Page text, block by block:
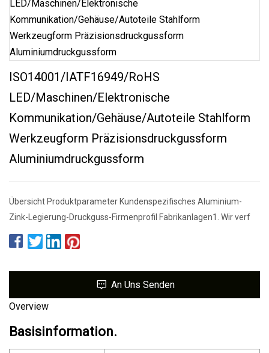
ISO14001/IATF16949/RoHS
LED/Maschinen/Elektronische
Kommunikation/Gehäuse/Autoteile Stahlform
Werkzeugform Präzisionsdruckgussform
Aluminiumdruckgussform
Übersicht Produktparameter Kundenspezifisches Aluminium-
Zink-Legierung-Druckguss-Firmenprofil Fabrikanlagen1. Wir verf
An Uns Senden
Overview
Basisinformation.